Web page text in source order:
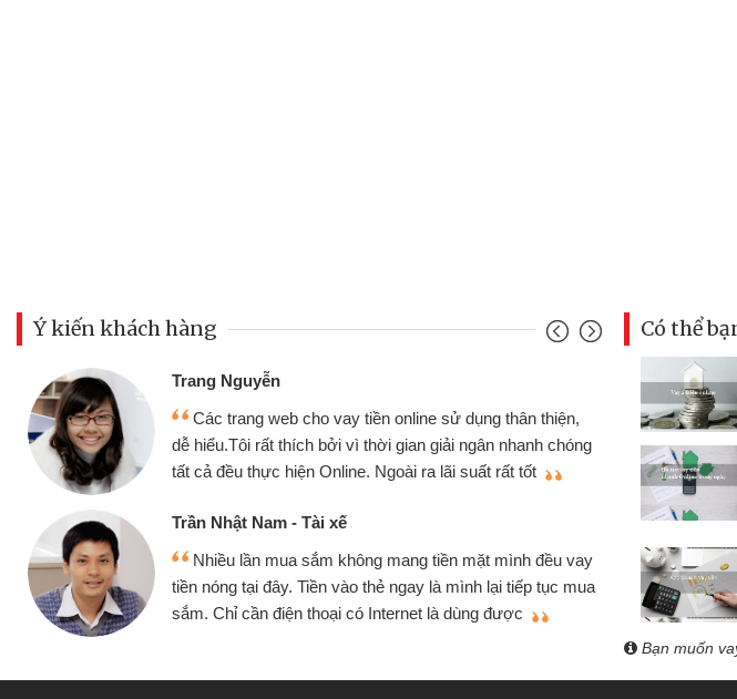
Ý kiến khách hàng
dụng thân thiện,
nhanh chóng
suất rất tốt
mặt mình đều vay
lại tiếp tục mua
được
Mình cần tiền gấp nên định cầm cố chiếc xe wave
nhưng thật may đã có gói vay tiền bằng CMND online
không cần gặp mặt nên rất tiện lợi, sẽ giới thiệu cho bạn
Tôi kinh doanh buôn bán nhỏ lẻ nhiều lúc cần vốn nhập
hàng, nhờ biết đến website qua bạn bè giới thiệu tôi đã giải
quyết được công việc của mình nhanh chóng
Có thể
Bạn muốn